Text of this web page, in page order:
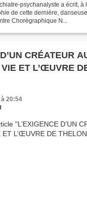
psychanalyste a écrit, à
de cette dernière,
Chorégraphique N...
à 20:54